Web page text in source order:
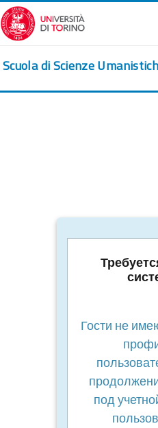
Перейти к основному
Scuola di Scienze
Гости не
под